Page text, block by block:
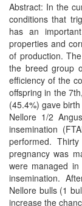
Abstract: In the
conditions that
has an
properties and
of production.
the breed group
efficiency of the
offspring in the
(45.4%) gave
Nellore 1/2
insemination
performed.
pregnancy was
were managed
insemination.
Nellore bulls (1
increase the